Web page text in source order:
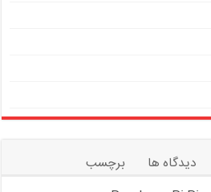
دیدگاه ها
برچسب